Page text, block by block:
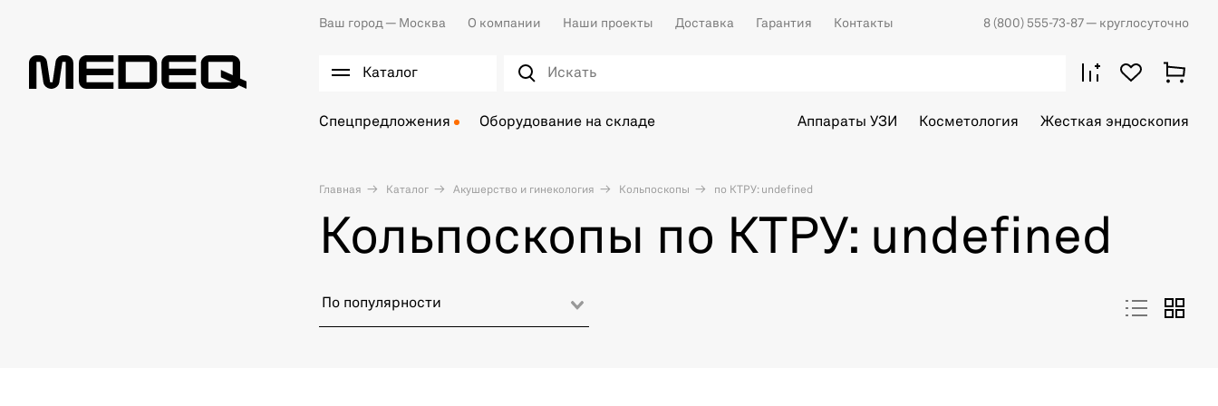
Ваш город — Москва О компании Наши проекты Доставка Гарантия Контакты 8 (800) 555-73-87 — круглосуточно
Каталог
Спецпредложения Оборудование на складе Аппараты УЗИ Косметология Жесткая эндоскопия
Главная Каталог Акушерство и гинекология Кольпоскопы по КТРУ: undefined
Кольпоскопы по КТРУ: undefined
По популярности